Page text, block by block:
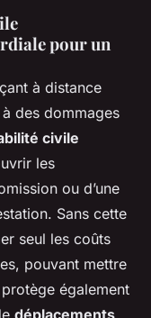
pour un
à distance
des dommages
civile
les
ou d’une
Sans cette
seul les coûts
pouvant mettre
également
déplacements